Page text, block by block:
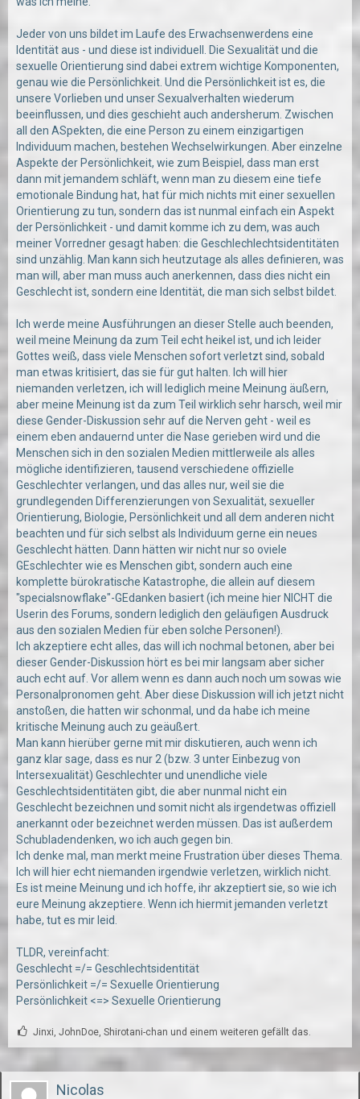
Jeder von uns bildet im Laufe des Erwachsenwerdens eine
Identität aus - und diese ist individuell. Die Sexualität und die
sexuelle Orientierung sind dabei extrem wichtige Komponenten,
genau wie die Persönlichkeit. Und die Persönlichkeit ist es, die
unsere Vorlieben und unser Sexualverhalten wiederum
beeinflussen, und dies geschieht auch andersherum. Zwischen
all den ASpekten, die eine Person zu einem einzigartigen
Individuum machen, bestehen Wechselwirkungen. Aber einzelne
Aspekte der Persönlichkeit, wie zum Beispiel, dass man erst
dann mit jemandem schläft, wenn man zu diesem eine tiefe
emotionale Bindung hat, hat für mich nichts mit einer sexuellen
Orientierung zu tun, sondern das ist nunmal einfach ein Aspekt
der Persönlichkeit - und damit komme ich zu dem, was auch
meiner Vorredner gesagt haben: die Geschlechlechtsidentitäten
sind unzählig. Man kann sich heutzutage als alles definieren, was
man will, aber man muss auch anerkennen, dass dies nicht ein
Geschlecht ist, sondern eine Identität, die man sich selbst bildet.
Ich werde meine Ausführungen an dieser Stelle auch beenden,
weil meine Meinung da zum Teil echt heikel ist, und ich leider
Gottes weiß, dass viele Menschen sofort verletzt sind, sobald
man etwas kritisiert, das sie für gut halten. Ich will hier
niemanden verletzen, ich will lediglich meine Meinung äußern,
aber meine Meinung ist da zum Teil wirklich sehr harsch, weil mir
diese Gender-Diskussion sehr auf die Nerven geht - weil es
einem eben andauernd unter die Nase gerieben wird und die
Menschen sich in den sozialen Medien mittlerweile als alles
mögliche identifizieren, tausend verschiedene offizielle
Geschlechter verlangen, und das alles nur, weil sie die
grundlegenden Differenzierungen von Sexualität, sexueller
Orientierung, Biologie, Persönlichkeit und all dem anderen nicht
beachten und für sich selbst als Individuum gerne ein neues
Geschlecht hätten. Dann hätten wir nicht nur so oviele
GEschlechter wie es Menschen gibt, sondern auch eine
komplette bürokratische Katastrophe, die allein auf diesem
"specialsnowflake"-GEdanken basiert (ich meine hier NICHT die
Userin des Forums, sondern lediglich den geläufigen Ausdruck
aus den sozialen Medien für eben solche Personen!).
Ich akzeptiere echt alles, das will ich nochmal betonen, aber bei
dieser Gender-Diskussion hört es bei mir langsam aber sicher
auch echt auf. Vor allem wenn es dann auch noch um sowas wie
Personalpronomen geht. Aber diese Diskussion will ich jetzt nicht
anstoßen, die hatten wir schonmal, und da habe ich meine
kritische Meinung auch zu geäußert.
Man kann hierüber gerne mit mir diskutieren, auch wenn ich
ganz klar sage, dass es nur 2 (bzw. 3 unter Einbezug von
Intersexualität) Geschlechter und unendliche viele
Geschlechtsidentitäten gibt, die aber nunmal nicht ein
Geschlecht bezeichnen und somit nicht als irgendetwas offiziell
anerkannt oder bezeichnet werden müssen. Das ist außerdem
Schubladendenken, wo ich auch gegen bin.
Ich denke mal, man merkt meine Frustration über dieses Thema.
Ich will hier echt niemanden irgendwie verletzen, wirklich nicht.
Es ist meine Meinung und ich hoffe, ihr akzeptiert sie, so wie ich
eure Meinung akzeptiere. Wenn ich hiermit jemanden verletzt
habe, tut es mir leid.
TLDR, vereinfacht:
Geschlecht =/= Geschlechtsidentität
Persönlichkeit =/= Sexuelle Orientierung
Persönlichkeit <=> Sexuelle Orientierung
Jinxi, JohnDoe, Shirotani-chan und einem weiteren gefällt das.
Nicolas